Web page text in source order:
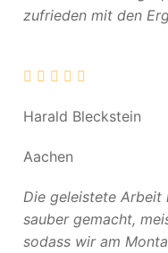
zufrieden mit den
Harald Bleckstein
Aachen
Die geleistete
sauber gemacht,
sodass wir am